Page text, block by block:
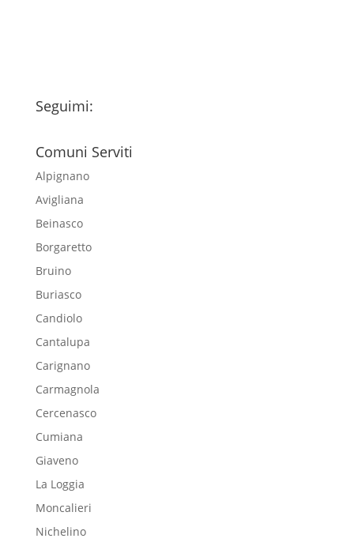
Seguimi:
Comuni Serviti
Alpignano
Avigliana
Beinasco
Borgaretto
Bruino
Buriasco
Candiolo
Cantalupa
Carignano
Carmagnola
Cercenasco
Cumiana
Giaveno
La Loggia
Moncalieri
Nichelino